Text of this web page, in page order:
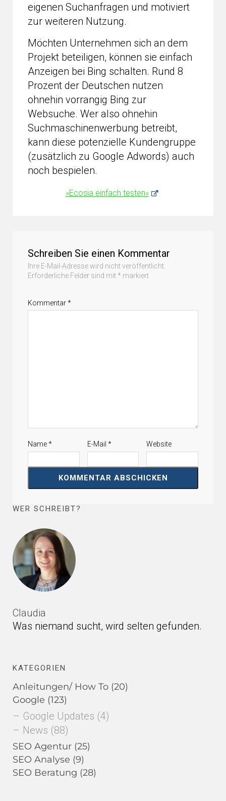
eigenen Suchanfragen und motiviert
zur weiteren Nutzung.
Möchten Unternehmen sich an dem
Projekt beteiligen, können sie einfach
Anzeigen bei Bing schalten. Rund 8
Prozent der Deutschen nutzen
ohnehin vorrangig Bing zur
Websuche. Wer also ohnehin
Suchmaschinenwerbung betreibt,
kann diese potenzielle Kundengruppe
(zusätzlich zu Google Adwords) auch
noch bespielen.
»Ecosia einfach testen«
Schreiben Sie einen Kommentar
Ihre E-Mail-Adresse wird nicht veröffentlicht.
Erforderliche Felder sind mit * markiert
Kommentar*
Name* E-Mail * Website
WER SCHREIBT?
Claudia
Was niemand sucht, wird selten gefunden.
KATEGORIEN
Anleitungen/ How To (20)
Google (123)
Google Updates (4)
News (88)
SEO Agentur (25)
SEO Analyse (9)
SEO Beratung (28)